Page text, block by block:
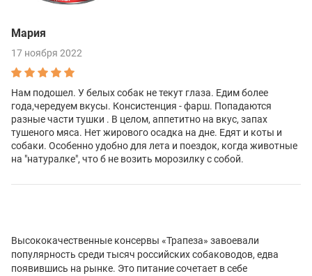
Мария
17 ноября 2022
Нам подошел. У белых собак не текут глаза. Едим более
года,чередуем вкусы. Консистенция - фарш. Попадаются
разные части тушки . В целом, аппетитно на вкус, запах
тушеного мяса. Нет жирового осадка на дне. Едят и коты и
собаки. Особенно удобно для лета и поездок, когда животные
на "натуралке", что б не возить морозилку с собой.
Высококачественные консервы «Трапеза» завоевали
популярность среди тысяч российских собаководов, едва
появившись на рынке. Это питание сочетает в себе